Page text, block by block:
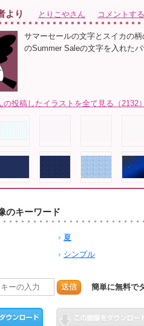
より とりこやさん コメントする
サマーセールの文字とスイカの
のSummer Saleの文字を入れた
の投稿したイラストを全て見る（2132）
のキーワード
夏
シンプル
送信 簡単に無料で